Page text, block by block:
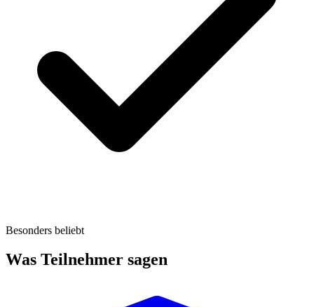
Besonders beliebt
Was Teilnehmer sagen